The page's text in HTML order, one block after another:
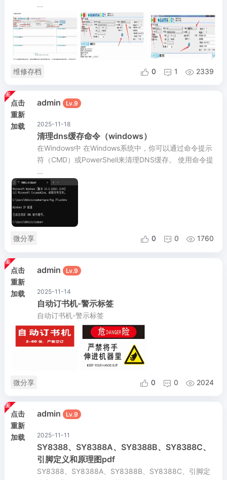
...
维修存档  0  1  2339
点击
重新
加载
admin Lv.9
2025-11-18
清理dns缓存命令（windows）
在Windows中 在Windows系统中，你可以通过命令提示
符（CMD）或PowerShell来清理DNS缓存。 使用命令提
...
微分享  0  0  1760
点击
重新
加载
admin Lv.9
2025-11-14
自动订书机-警示标签
自动订书机-警示标签
微分享  0  0  2024
点击
重新
加载
admin Lv.9
2025-11-11
SY8388、SY8388A、SY8388B、SY8388C、
引脚定义和原理图pdf
SY8388、SY8388A、SY8388B、SY8388C、引脚定